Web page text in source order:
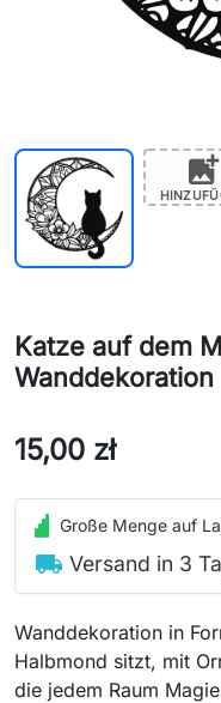
add_photo_alternate
Katze auf dem
Wanddekoration
15,00 zł
Große Menge auf
local_shipping Versand in 3
Wanddekoration in
Halbmond sitzt, mit
die jedem Raum